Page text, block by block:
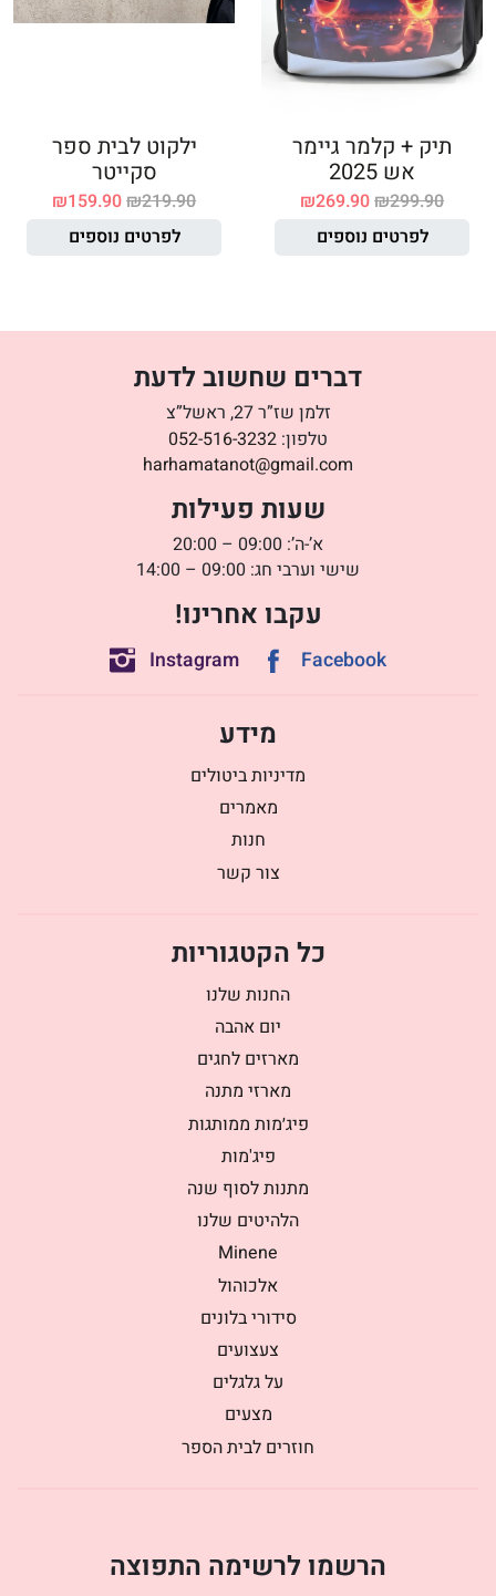
תיק + קלמר גיימר
אש 2025
₪299.90
₪269.90
לפרטים נוספים
ילקוט לבית ספר
סקייטר
₪219.90
₪159.90
לפרטים נוספים
דברים שחשוב לדעת
זלמן שז”ר 27, ראשל”צ
טלפון: 052-516-3232
harhamatanot@gmail.com
שעות פעילות
א’-ה’: 09:00 – 20:00
שישי וערבי חג: 09:00 – 14:00
עקבו אחרינו!
Facebook
Instagram
מידע
מדיניות ביטולים
מאמרים
חנות
צור קשר
כל הקטגוריות
החנות שלנו
יום אהבה
מארזים לחגים
מארזי מתנה
פיג׳מות ממותגות
פיג'מות
מתנות לסוף שנה
הלהיטים שלנו
Minene
אלכוהול
סידורי בלונים
צעצועים
על גלגלים
מצעים
חוזרים לבית הספר
הרשמו לרשימה התפוצה